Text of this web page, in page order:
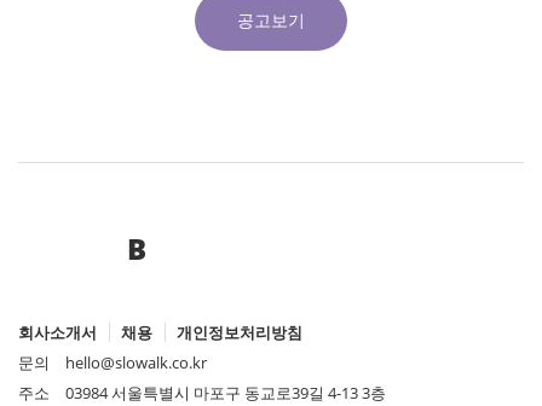
공고보기
B
회사소개서 채용
개인정보처리방침
문의
hello@slowalk.co.kr
주소
03984 서울특별시 마포구 동교로39길 4-13 3층